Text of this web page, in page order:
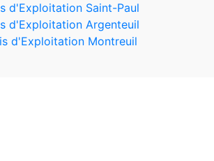
d'Exploitation Saint-Paul
d'Exploitation Argenteuil
d'Exploitation Montreuil